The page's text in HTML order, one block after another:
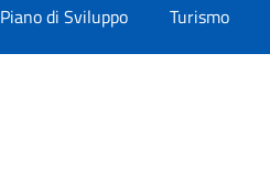
Piano di Sviluppo Turismo